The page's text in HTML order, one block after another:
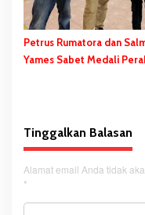
Petrus Rumatora dan
Yames Sabet Medali Perak dan
Tinggalkan Balasan
Alamat email Anda tidak
*